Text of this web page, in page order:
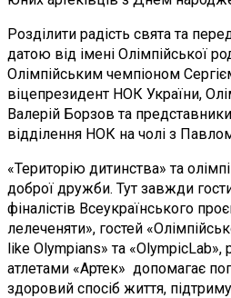
Розділити радість свята та
датою від імені Олімпійської
Олімпійським чемпіоном
віцепрезидент НОК України,
Валерій Борзов та
відділення НОК на чолі з
«Територію дитинства» та
доброї дружби. Тут завжди
фіналістів Всеукраїнського
лелеченяти», гостей
like Olympians» та
атлетами «Артек» допомагає
здоровий спосіб життя,